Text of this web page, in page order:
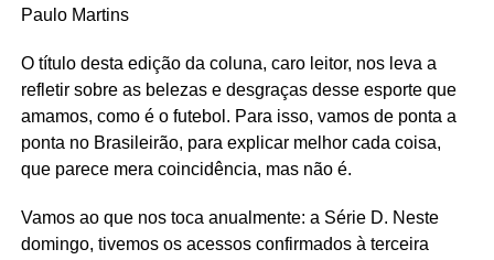
Paulo Martins
O título desta edição da coluna, caro leitor, nos leva a
refletir sobre as belezas e desgraças desse esporte que
amamos, como é o futebol. Para isso, vamos de ponta a
ponta no Brasileirão, para explicar melhor cada coisa,
que parece mera coincidência, mas não é.
Vamos ao que nos toca anualmente: a Série D. Neste
domingo, tivemos os acessos confirmados à terceira